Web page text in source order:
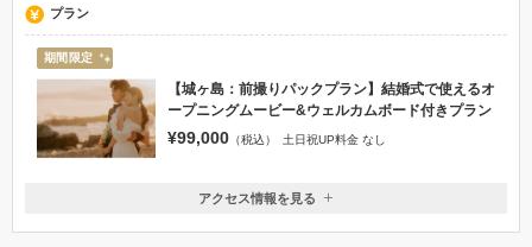
プラン
期間限定
【城ヶ島：前撮りパックプラン】結婚式で使えるオ
ープニングムービー&ウェルカムボード付きプラン
¥99,000 （税込） 土日祝UP料金 なし
神奈川県三浦市原町2-30
アクセス情報を見る